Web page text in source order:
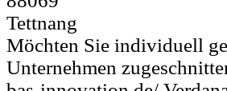
Tettnang
Möchten Sie individuell
Unternehmen